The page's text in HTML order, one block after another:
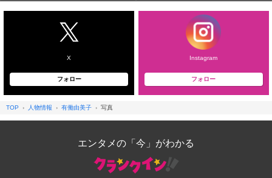
X
フォロー
Instagram
フォロー
TOP 人物情報 有働由美子 写真
エンタメの「今」がわかる